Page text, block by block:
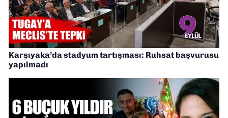
Karşıyaka’da stadyum tartışması: Ruhsat başvurusu
yapılmadı